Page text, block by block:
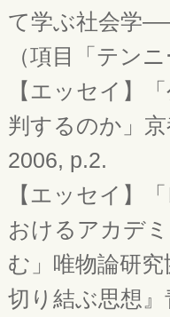
て学ぶ社会学
（項目「テン
【エッセイ】
判するのか」
2006, p.2.
【エッセイ】
おけるアカデ
む」唯物論研
切り結ぶ思想